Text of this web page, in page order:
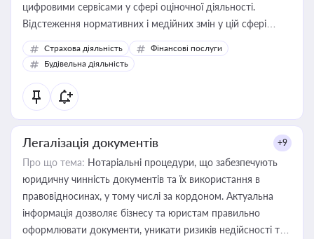
цифровими сервісами у сфері оціночної діяльності.
Відстеження нормативних і медійних змін у цій сфері
корисне для власника бізнесу, керівника, юриста або
бухгалтера під час оподаткування, приватизації, оренди
державного майна, корпоративних угод і перевірки
статусу суб'єктів оціночної діяльності
Страхова діяльність
Фінансові послуги
Будівельна діяльність
Легалізація документів +9
Про що тема: Нотаріальні процедури, що забезпечують
юридичну чинність документів та їх використання в
правовідносинах, у тому числі за кордоном. Актуальна
інформація дозволяє бізнесу та юристам правильно
оформлювати документи, уникати ризиків недійсності та